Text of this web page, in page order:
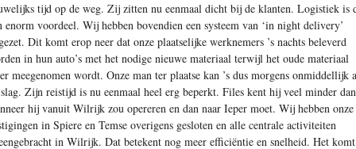
tijd op de weg. Zij zitten nu eenmaal dicht bij de klanten. Logistiek is
enorm voordeel. Wij hebben bovendien een systeem van ‘in night delivery’
Dit komt erop neer dat onze plaatselijke werknemers ’s nachts beleverd
in hun auto’s met het nodige nieuwe materiaal terwijl het oude materiaal
meegenomen wordt. Onze man ter plaatse kan ’s dus morgens onmiddellijk
Zijn reistijd is nu eenmaal heel erg beperkt. Files kent hij veel minder dan
hij vanuit Wilrijk zou opereren en dan naar Ieper moet. Wij hebben onze
in Spiere en Temse overigens gesloten en alle centrale activiteiten
in Wilrijk. Dat betekent nog meer efficiëntie en snelheid. Het